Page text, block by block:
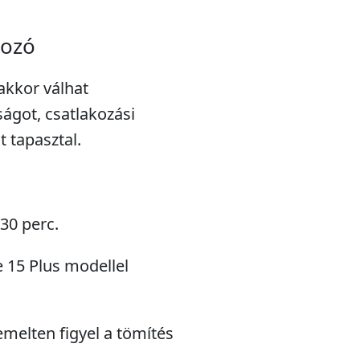
válhat
csatlakozási
tapasztal.
perc.
15 Plus modellel
figyel a tömítés